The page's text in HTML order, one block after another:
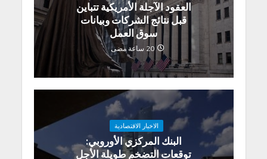
العقود الآجلة الأمريكية تتباين
قبل نتائج الشركات وبيانات
سوق العمل
20 ساعة مضى
الاخبار الاقتصادية
البنك المركزي الأوروبي:
توقعات التضخم طويلة الأجل